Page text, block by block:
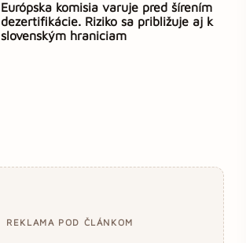
Európska komisia varuje pred šírením
dezertifikácie. Riziko sa približuje aj k
slovenským hraniciam
REKLAMA POD ČLÁNKOM